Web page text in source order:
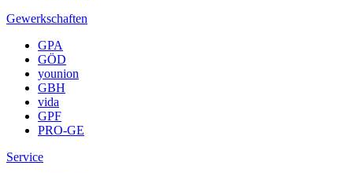
Gewerkschaften
GPA
GÖD
younion
GBH
vida
GPF
PRO-GE
Service